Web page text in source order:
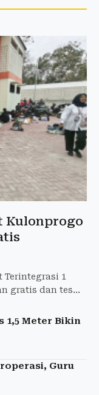
Kulonprogo
Terintegrasi 1
gratis dan tes
1,5 Meter Bikin
Guru